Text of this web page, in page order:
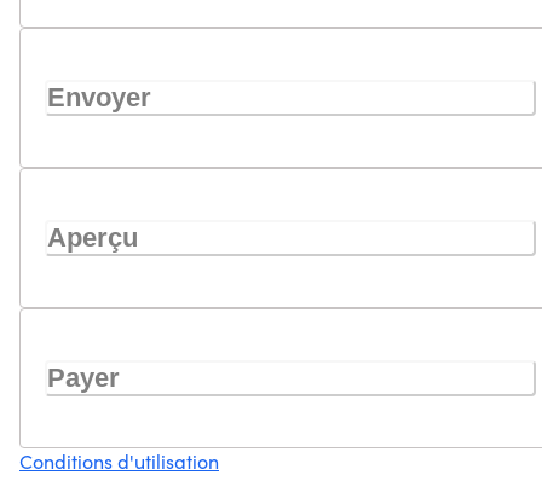
Envoyer
Aperçu
Payer
Conditions d'utilisation